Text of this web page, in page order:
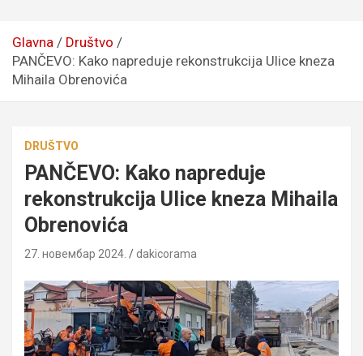
Glavna
Društvo
PANČEVO: Kako napreduje rekonstrukcija Ulice kneza
Mihaila Obrenovića
DRUŠTVO
PANČEVO: Kako napreduje
rekonstrukcija Ulice kneza Mihaila
Obrenovića
27. новембар 2024. dakicorama